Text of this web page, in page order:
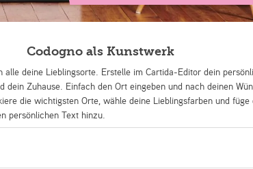
Codogno als Kunstwerk
alle deine Lieblingsorte. Erstelle im Cartida-Editor dein
dein Zuhause. Einfach den Ort eingeben und nach deinen
die wichtigsten Orte, wähle deine Lieblingsfarben und füge
persönlichen Text hinzu.